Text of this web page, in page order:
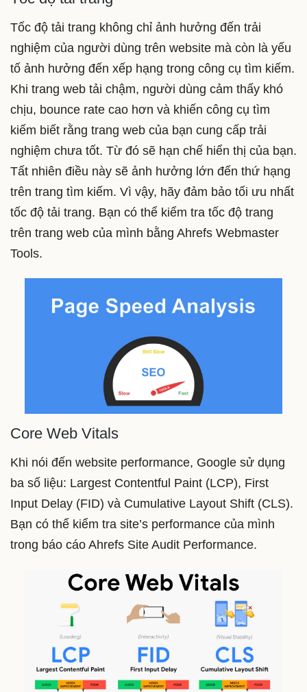
Tốc độ tải trang không chỉ ảnh hưởng đến trải
nghiệm của người dùng trên website mà còn là yếu
tố ảnh hưởng đến xếp hạng trong công cụ tìm kiếm.
Khi trang web tải chậm, người dùng cảm thấy khó
chịu, bounce rate cao hơn và khiến công cụ tìm
kiếm biết rằng trang web của bạn cung cấp trải
nghiệm chưa tốt. Từ đó sẽ hạn chế hiển thị của bạn.
Tất nhiên điều này sẽ ảnh hưởng lớn đến thứ hạng
trên trang tìm kiếm. Vì vậy, hãy đảm bảo tối ưu nhất
tốc độ tải trang. Bạn có thể kiểm tra tốc độ trang
trên trang web của mình bằng Ahrefs Webmaster
Tools.
Core Web Vitals
Khi nói đến website performance, Google sử dụng
ba số liệu: Largest Contentful Paint (LCP), First
Input Delay (FID) và Cumulative Layout Shift (CLS).
Bạn có thể kiểm tra site’s performance của mình
trong báo cáo Ahrefs Site Audit Performance.